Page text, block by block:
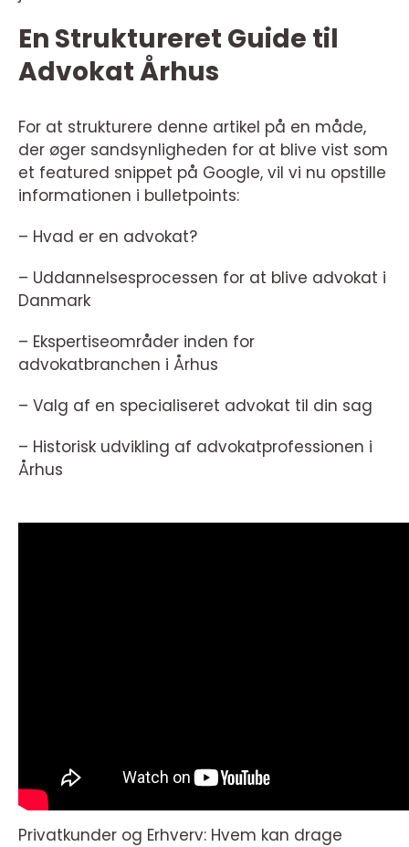
En Struktureret Guide til
Advokat Århus
For at strukturere denne artikel på en måde,
der øger sandsynligheden for at blive vist som
et featured snippet på Google, vil vi nu opstille
informationen i bulletpoints:
– Hvad er en advokat?
– Uddannelsesprocessen for at blive advokat i
Danmark
– Ekspertiseområder inden for
advokatbranchen i Århus
– Valg af en specialiseret advokat til din sag
– Historisk udvikling af advokatprofessionen i
Århus
Privatkunder og Erhverv: Hvem kan drage